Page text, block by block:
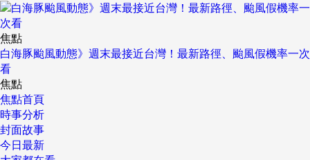
焦點
白海豚颱風動態》週末最接近台灣！最新路徑、颱風假機率一次
看
焦點
焦點首頁
時事分析
封面故事
今日最新